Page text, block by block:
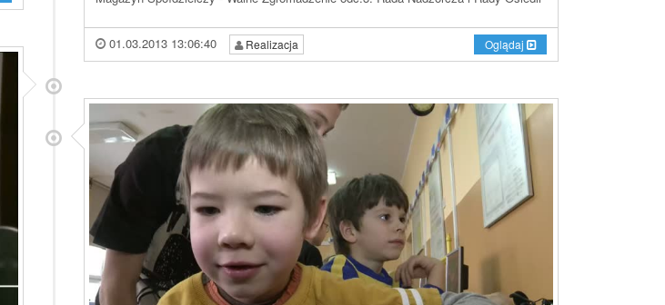
01.03.2013 13:06:40 Realizacja Oglądaj